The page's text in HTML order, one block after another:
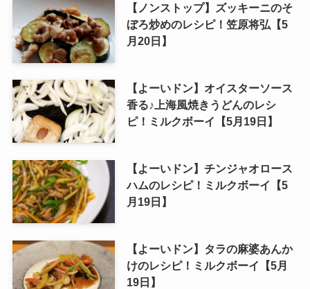
【ノンストップ】ズッキーニのそ
ぼろ炒めのレシピ！笠原将弘【5
月20日】
【よーいドン】オイスターソース
香る♪上海風焼きうどんのレシ
ピ！ミルクボーイ【5月19日】
【よーいドン】チンジャオロース
ハムのレシピ！ミルクボーイ【5
月19日】
【よーいドン】タラの麻婆あんか
けのレシピ！ミルクボーイ【5月
19日】